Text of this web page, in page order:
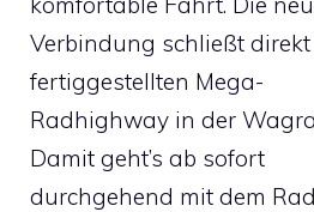
Verbindung schließt
fertiggestellten Mega-
Radhighway in der
Damit geht’s ab sofort
durchgehend mit dem